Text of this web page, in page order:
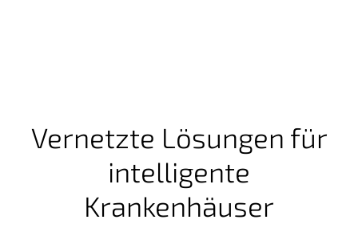
Vernetzte Lösungen für
intelligente
Krankenhäuser